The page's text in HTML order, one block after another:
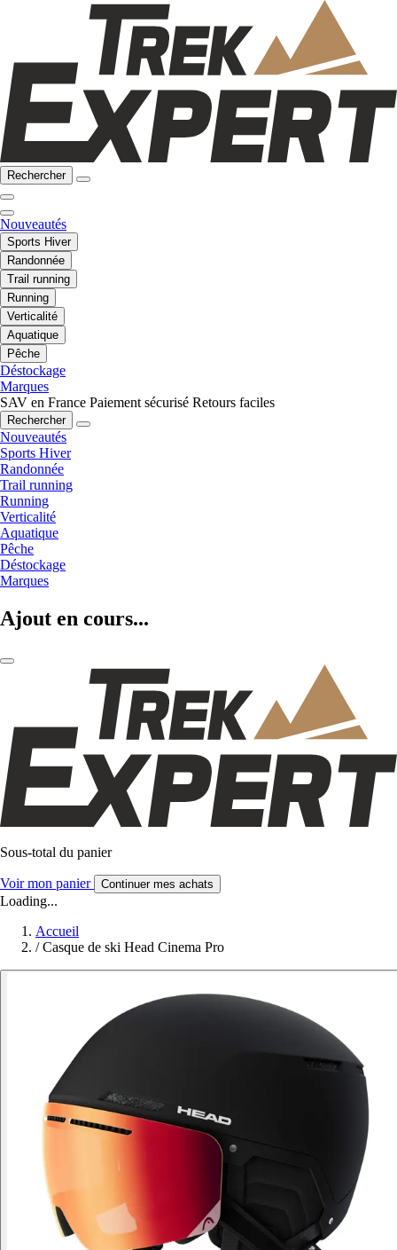
Rechercher
Nouveautés
Sports Hiver
Randonnée
Trail running
Running
Verticalité
Aquatique
Pêche
Déstockage
Marques
SAV en France Paiement sécurisé Retours faciles
Rechercher
Nouveautés
Sports Hiver
Randonnée
Trail running
Running
Verticalité
Aquatique
Pêche
Déstockage
Marques
Ajout en cours...
Sous-total du panier
Voir mon panier Continuer mes achats
Loading...
Accueil
/ Casque de ski Head Cinema Pro